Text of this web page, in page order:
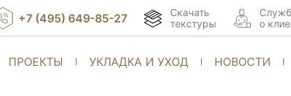
ПРОЕКТЫ УКЛАДКА И УХОД НОВОСТИ
+7 (495) 649-85-27
Скачать
текстуры
о